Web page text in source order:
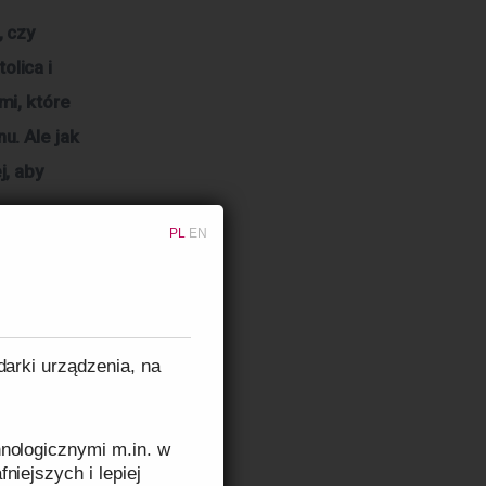
PL EN
urządzenia, na
m.in. w
i lepiej
czy
i
które
Ale jak
aby
jak